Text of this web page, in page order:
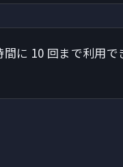
に 10 回まで利用で